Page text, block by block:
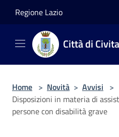
Regione Lazio
Città di
Home > Novità > Avvisi >
Disposizioni in materia di
persone con disabilità grave